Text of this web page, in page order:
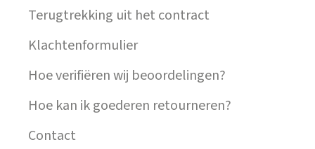
Terugtrekking uit het contract
Klachtenformulier
Hoe verifiëren wij beoordelingen?
Hoe kan ik goederen retourneren?
Contact